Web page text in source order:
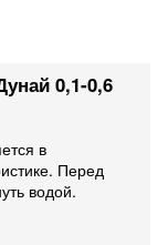
0,1-0,6
в
Перед
водой.